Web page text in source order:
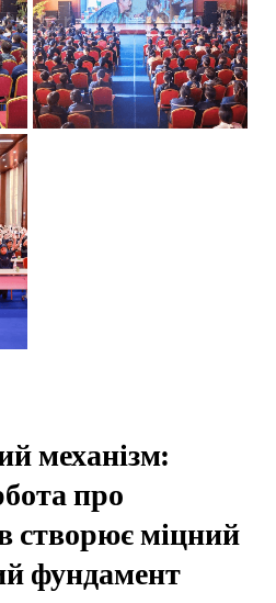
механізм:
про
створює міцний
фундамент